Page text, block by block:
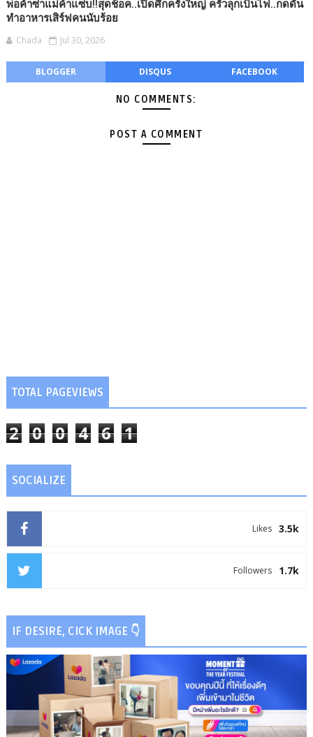
พ่อค้าซ่าแม่ค้าแซ่บ!!สุดช็อค..เปิดศึกครั้งใหญ่ ครัวลุกเป็นไฟ..กดดัน
ทำอาหารเสิร์ฟคนนับร้อย
Chada Jul 30, 2026
BLOGGER DISQUS FACEBOOK
NO COMMENTS:
POST A COMMENT
TOTAL PAGEVIEWS
2 0 0 4 6 1
SOCIALIZE
3.5k
Likes
1.7k
Followers
IF DESIRE, CICK IMAGE 👇